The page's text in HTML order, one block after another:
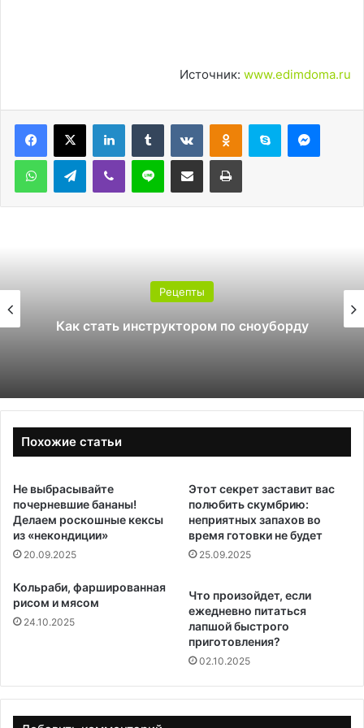
Источник: www.edimdoma.ru
LinkedInTumblr ВконтактеОдноклассники
Skype
WhatsAppTelegramViber Line Поделиться через электронную почту Печатать
Какой поликарбонат выбрать для
теплицы: 4 или 6 мм
Похожие статьи
Не выбрасывайте
почерневшие бананы!
Делаем роскошные кексы
из «некондиции»
20.09.2025
Этот секрет заставит вас
полюбить скумбрию:
неприятных запахов во
время готовки не будет
25.09.2025
Кольраби, фаршированная
рисом и мясом
24.10.2025
Что произойдет, если
ежедневно питаться
лапшой быстрого
приготовления?
02.10.2025